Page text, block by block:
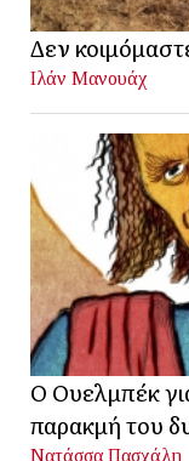
Δεν
Ιλάν Μανουάχ
Ο Ουελμπέκ
παρακμή του
Νατάσσα Πασχάλη